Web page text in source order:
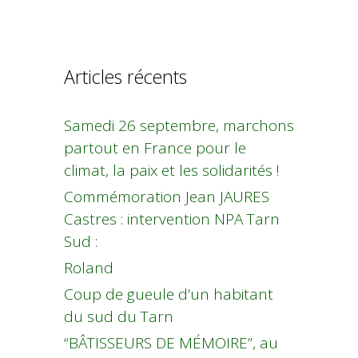
Articles récents
Samedi 26 septembre, marchons
partout en France pour le
climat, la paix et les solidarités !
Commémoration Jean JAURES
Castres : intervention NPA Tarn
Sud :
Roland
Coup de gueule d’un habitant
du sud du Tarn
“BÂTISSEURS DE MÉMOIRE”, au